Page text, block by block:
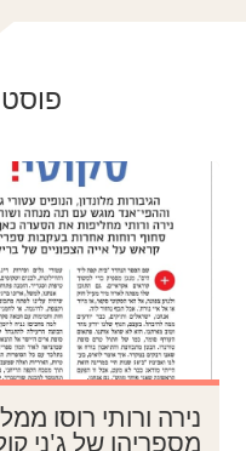
נירה ורותי רוסו
מספריהן של ג'ני